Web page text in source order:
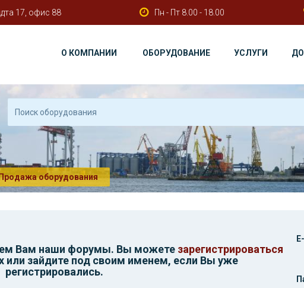
17, офис 88 Пн - Пт 8.00 - 18.00
О КОМПАНИИ ОБОРУДОВАНИЕ УСЛУГИ
оборудования
Вам наши форумы. Вы можете зарегистрироваться
или зайдите под своим именем, если Вы уже
регистрировались.